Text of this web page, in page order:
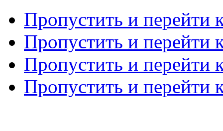
Пропустить и перейти
Пропустить и перейти
Пропустить и перейти
Пропустить и перейти